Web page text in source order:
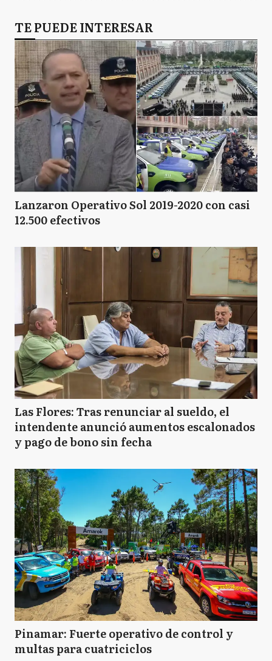
TE PUEDE INTERESAR
Lanzaron Operativo Sol 2019-2020 con casi
12.500 efectivos
Las Flores: Tras renunciar al sueldo, el
intendente anunció aumentos escalonados
y pago de bono sin fecha
Pinamar: Fuerte operativo de control y
multas para cuatriciclos